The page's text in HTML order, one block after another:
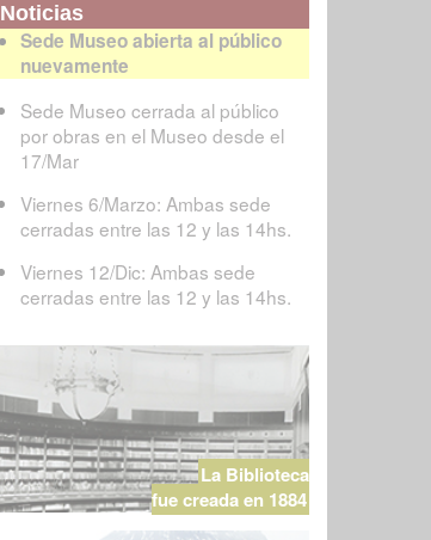
Noticias
Sede Museo abierta al público
nuevamente
Sede Museo cerrada al público
por obras en el Museo desde el
17/Mar
Viernes 6/Marzo: Ambas sede
cerradas entre las 12 y las 14hs.
Viernes 12/Dic: Ambas sede
cerradas entre las 12 y las 14hs.
La Biblioteca
fue creada en 1884